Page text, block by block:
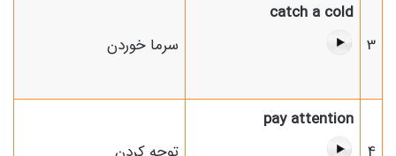
3
catch a cold
سرما خوردن
pay attention